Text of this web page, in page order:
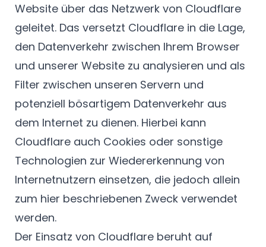
Website über das Netzwerk von Cloudflare
geleitet. Das versetzt Cloudflare in die Lage,
den Datenverkehr zwischen Ihrem Browser
und unserer Website zu analysieren und als
Filter zwischen unseren Servern und
potenziell bösartigem Datenverkehr aus
dem Internet zu dienen. Hierbei kann
Cloudflare auch Cookies oder sonstige
Technologien zur Wiedererkennung von
Internetnutzern einsetzen, die jedoch allein
zum hier beschriebenen Zweck verwendet
werden.
Der Einsatz von Cloudflare beruht auf